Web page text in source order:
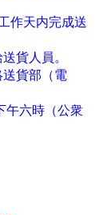
作天内完成送
貨人員。
貨部（電
午六時（公衆